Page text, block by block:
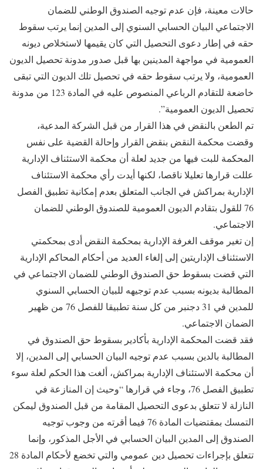
حالات معينة، فإن عدم توجيه الصندوق الوطني للضمان
الاجتماعي البيان الحسابي السنوي إلى المدين إنما يرتب سقوط
حقه في إطار دعوى التحصيل التي كان يقيمها لاستخلاص ديونه
العمومية في مواجهة المدينين بها قبل صدور مدونة تحصيل الديون
العمومية، ولا يرتب سقوط حقه في تحصيل تلك الديون التي تبقى
خاضعة للتقادم الرباعي المنصوص عليه في المادة 123 من مدونة
تحصيل الديون العمومية”.
تم الطعن بالنقض في هذا القرار من قبل الشركة المدعية،
وقضت محكمة النقض بنقض القرار وإحالة القضية على نفس
المحكمة للبت فيها من جديد لعلة أن محكمة الاستئناف الإدارية
عللت قرارها تعليلا ناقصا، لكنها أيدت رأي محكمة الاستئناف
الإدارية بمراكش في الجانب المتعلق بعدم إمكانية تطبيق الفصل
76 للقول بتقادم الديون العمومية للصندوق الوطني للضمان
الاجتماعي.
إن تغير موقف الغرفة الإدارية بمحكمة النقض أدى بمحكمتي
الاستئناف الإداريتين إلى إلغاء العديد من أحكام المحاكم الإدارية
التي قضت بسقوط حق الصندوق الوطني للضمان الاجتماعي في
المطالبة بديونه بسبب عدم توجيهه للبيان الحسابي السنوي
للمدين في 31 دجنبر من كل سنة تطبيقا للفصل 76 من ظهير
الضمان الاجتماعي.
فقد قضت المحكمة الإدارية بأكادير بسقوط حق الصندوق في
المطالبة بالدين بسبب عدم توجيه البيان الحسابي إلى المدين، إلا
أن محكمة الاستئناف الإدارية بمراكش، ألغت هذا الحكم لعلة سوء
تطبيق الفصل 76، وجاء في قرارها “وحيث إن المنازعة في
النازلة لا تتعلق بدعوى التحصيل المقامة من قبل الصندوق ليمكن
التمسك بمقتضيات المادة 76 فيما أقرته من وجوب توجيه
الصندوق إلى المدين البيان الحسابي في الأجل المذكور، وإنما
تتعلق بإجراءات تحصيل دين عمومي والتي تخضع لأحكام المادة 28